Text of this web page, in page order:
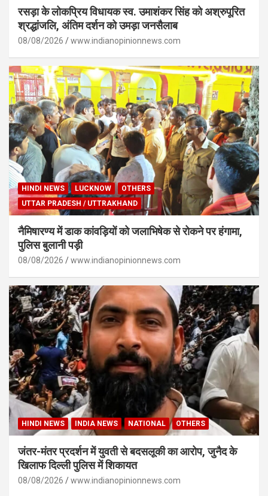
रसड़ा के लोकप्रिय विधायक स्व. उमाशंकर सिंह को अश्रुपूरित
श्रद्धांजलि, अंतिम दर्शन को उमड़ा जनसैलाब
08/08/2026 www.indianopinionnews.com
HINDI NEWS LUCKNOW
OTHERS
UTTAR PRADESH / UTTRAKHAND
नैमिषारण्य में डाक कांवड़ियों को जलाभिषेक से रोकने पर हंगामा,
पुलिस बुलानी पड़ी
08/08/2026 www.indianopinionnews.com
HINDI NEWS INDIA NEWS NATIONAL OTHERS
जंतर-मंतर प्रदर्शन में युवती से बदसलूकी का आरोप, जुनैद के
खिलाफ दिल्ली पुलिस में शिकायत
08/08/2026 www.indianopinionnews.com